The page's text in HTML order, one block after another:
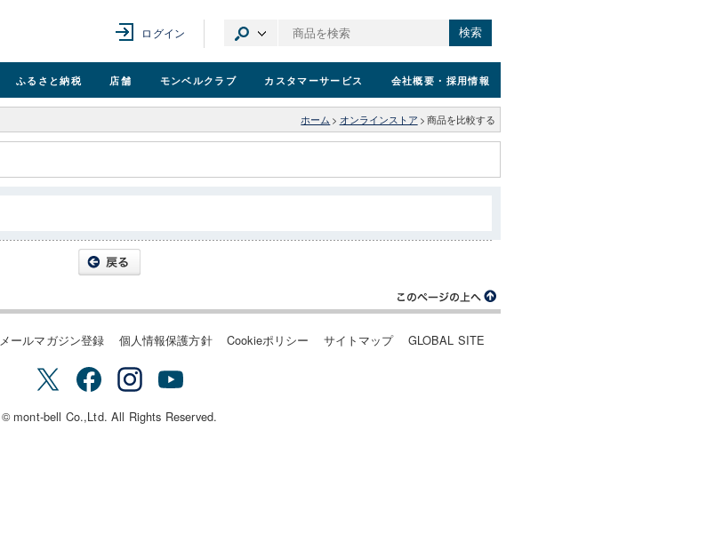
ログイン 検索
ふるさと納税 店舗 モンベルクラブ カスタマーサービス 会社概要 ・採用情報
ホーム > オンラインストア > 商品を比較する
メールマガジン登録 個人情報保護方針 Cookieポリシー サイトマップ GLOBAL SITE
© mont-bell Co.,Ltd. All Rights Reserved.